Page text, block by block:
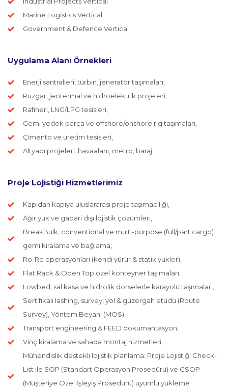
Marine Logistics Vertical
Government & Defence Vertical
Uygulama Alanı Örnekleri
Enerji santralleri, türbin, jeneratör taşımaları,
Rüzgar, jeotermal ve hidroelektrik projeleri,
Rafineri, LNG/LPG tesisleri,
Gemi yedek parça ve offshore/onshore rig taşımaları,
Çimento ve üretim tesisleri,
Altyapı projeleri: havaalanı, metro, baraj.
Proje Lojistiği Hizmetlerimiz
Kapıdan kapıya uluslararası proje taşımacılığı,
Ağır yük ve gabari dışı lojistik çözümleri,
BreakBulk, conventional ve multi-purpose (full/part cargo)
gemi kiralama ve bağlama,
Ro-Ro operasyonları (kendi yürür & statik yükler),
Flat Rack & Open Top özel konteyner taşımaları,
Lowbed, sal kasa ve hidrolik dorselerle karayolu taşımaları,
Sertifikalı lashing, survey, yol & güzergah etüdü (Route
Survey), Yöntem Beyanı (MOS),
Transport engineering & FEED dokümantasyon,
Vinç kiralama ve sahada montaj hizmetleri,
Mühendislik destekli lojistik planlama: Proje Lojistiği Check-
List ile SOP (Standart Operasyon Prosedürü) ve CSOP
(Müşteriye Özel İşleyiş Prosedürü) uyumlu yükleme